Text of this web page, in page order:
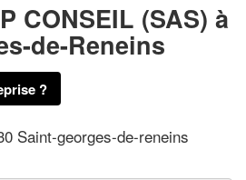
CONSEIL (SAS) à
de-Reneins
?
Saint-georges-de-reneins